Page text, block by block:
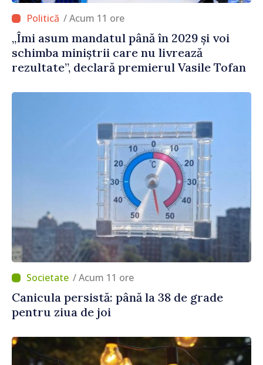
/ Acum 11 ore
„Îmi asum mandatul până în 2029 și voi
schimba miniștrii care nu livrează
rezultate”, declară premierul Vasile Tofan
/ Acum 11 ore
Canicula persistă: până la 38 de grade
pentru ziua de joi